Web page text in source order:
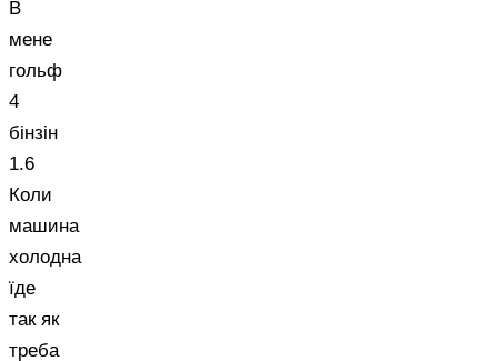
В
мене
гольф
4
бінзін
1.6
Коли
машина
холодна
їде
так як
треба